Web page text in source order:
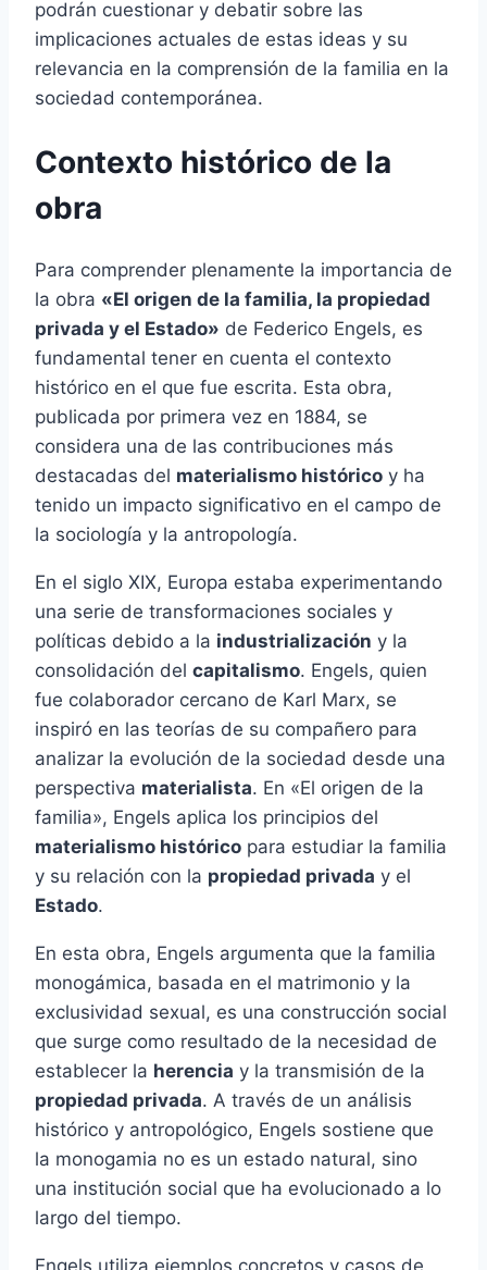
podrán cuestionar y debatir sobre las
implicaciones actuales de estas ideas y su
relevancia en la comprensión de la familia en la
sociedad contemporánea.
Contexto histórico de la
obra
Para comprender plenamente la importancia de
la obra «El origen de la familia, la propiedad
privada y el Estado» de Federico Engels, es
fundamental tener en cuenta el contexto
histórico en el que fue escrita. Esta obra,
publicada por primera vez en 1884, se
considera una de las contribuciones más
destacadas del materialismo histórico y ha
tenido un impacto significativo en el campo de
la sociología y la antropología.
En el siglo XIX, Europa estaba experimentando
una serie de transformaciones sociales y
políticas debido a la industrialización y la
consolidación del capitalismo. Engels, quien
fue colaborador cercano de Karl Marx, se
inspiró en las teorías de su compañero para
analizar la evolución de la sociedad desde una
perspectiva materialista. En «El origen de la
familia», Engels aplica los principios del
materialismo histórico para estudiar la familia
y su relación con la propiedad privada y el
Estado.
En esta obra, Engels argumenta que la familia
monogámica, basada en el matrimonio y la
exclusividad sexual, es una construcción social
que surge como resultado de la necesidad de
establecer la herencia y la transmisión de la
propiedad privada. A través de un análisis
histórico y antropológico, Engels sostiene que
la monogamia no es un estado natural, sino
una institución social que ha evolucionado a lo
largo del tiempo.
Engels utiliza ejemplos concretos y casos de